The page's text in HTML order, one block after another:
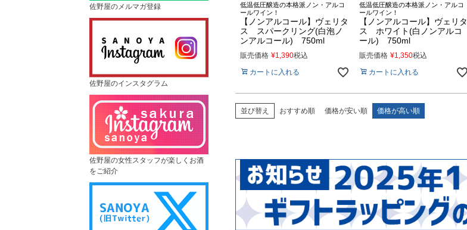
佐野屋のメルマガ登録
佐野屋のインスタグラム
佐野屋の女性スタッフが楽しくお酒
をご紹介
低温低圧醸造の本格派ノン・アルコ
ールワイン！
【ノンアルコール】ヴェリタ
ス スパークリング(白泡ノ
ンアルコール) 750ml
販売価格 ¥1,390税込
カートに入れる
低温低圧醸造の本格派ノン・アルコ
ールワイン！
【ノンアルコール】ヴェリタ
ス ホワイト(白ノンアルコ
ール) 750ml
販売価格 ¥1,350税込
カートに入れる
並び替え おすすめ順 価格が安い順 価格が高い順